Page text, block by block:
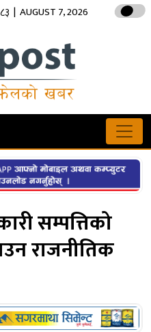
| AUGUST 7, 2026
सम्पत्तिको
राजनीतिक